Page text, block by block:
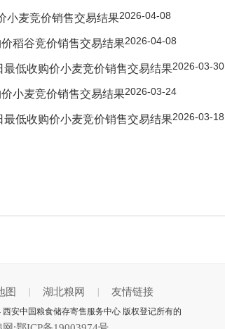
小麦竞价销售交易结果2026-04-08
稻谷竞价销售交易结果2026-04-08
最低收购价小麦竞价销售交易结果2026-03-30
小麦竞价销售交易结果2026-03-24
最低收购价小麦竞价销售交易结果2026-03-18
图 湖北粮网 友情链接
安中国粮食储存寄售服务中心 版权登记所有的